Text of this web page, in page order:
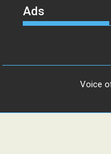
Ads
Voice